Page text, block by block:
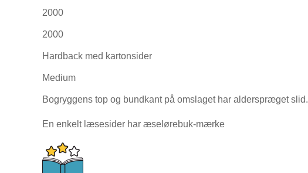
2000
2000
Hardback med kartonsider
Medium
Bogryggens top og bundkant på omslaget har alderspræget slid.
En enkelt læsesider har æselørebuk-mærke